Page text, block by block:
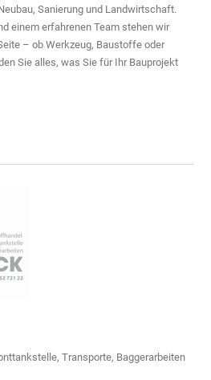
Sanierung und Landwirtschaft.
einem erfahrenen Team stehen wir
– ob Werkzeug, Baustoffe oder
Sie alles, was Sie für Ihr Bauprojekt
Transporte, Baggerarbeiten